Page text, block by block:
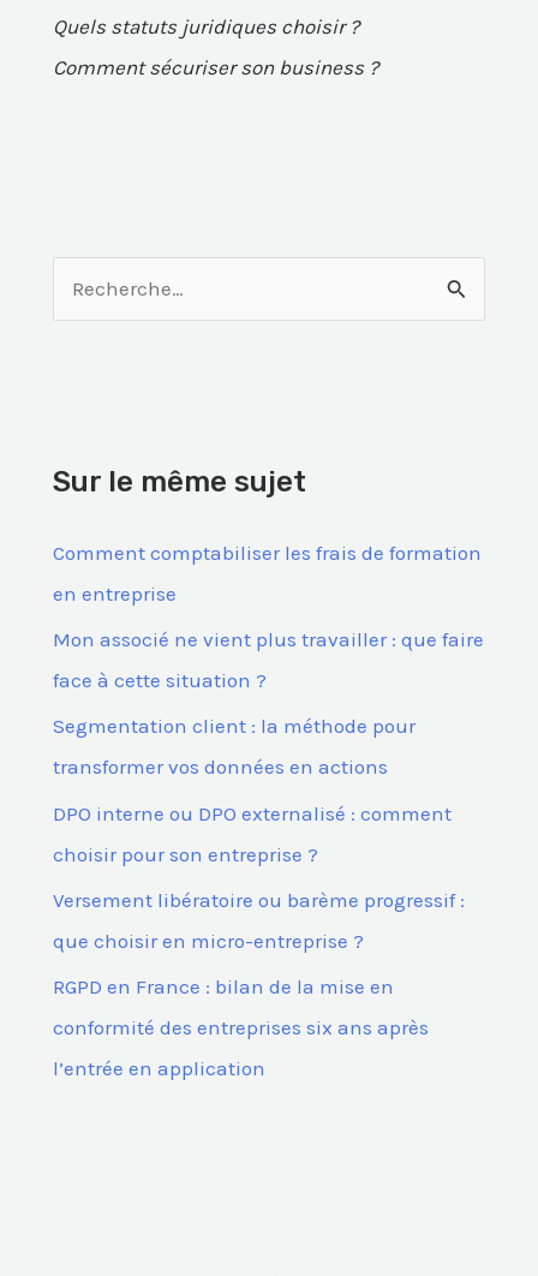
Quels statuts juridiques choisir ?
Comment sécuriser son business ?
Sur le même sujet
Comment comptabiliser les frais de formation
en entreprise
Mon associé ne vient plus travailler : que faire
face à cette situation ?
Segmentation client : la méthode pour
transformer vos données en actions
DPO interne ou DPO externalisé : comment
choisir pour son entreprise ?
Versement libératoire ou barème progressif :
que choisir en micro-entreprise ?
RGPD en France : bilan de la mise en
conformité des entreprises six ans après
l’entrée en application